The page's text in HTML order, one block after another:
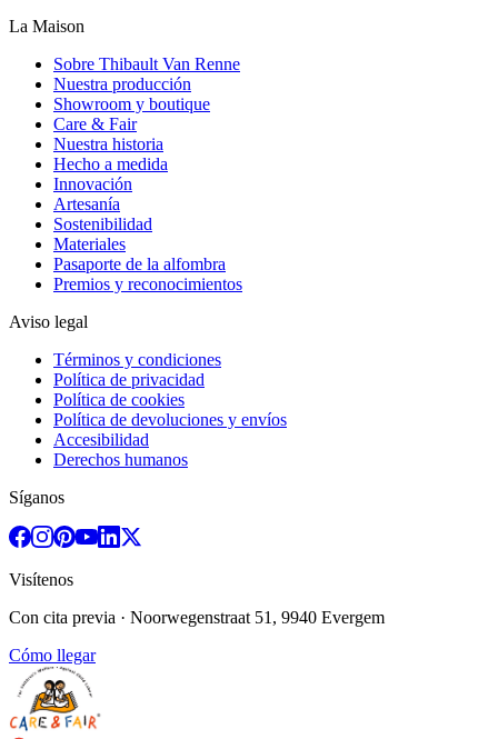
La Maison
Sobre Thibault Van Renne
Nuestra producción
Showroom y boutique
Care & Fair
Nuestra historia
Hecho a medida
Innovación
Artesanía
Sostenibilidad
Materiales
Pasaporte de la alfombra
Premios y reconocimientos
Aviso legal
Términos y condiciones
Política de privacidad
Política de cookies
Política de devoluciones y envíos
Accesibilidad
Derechos humanos
Síganos
Visítenos
Con cita previa · Noorwegenstraat 51, 9940 Evergem
Cómo llegar